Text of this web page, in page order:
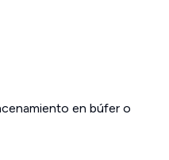
en búfer o